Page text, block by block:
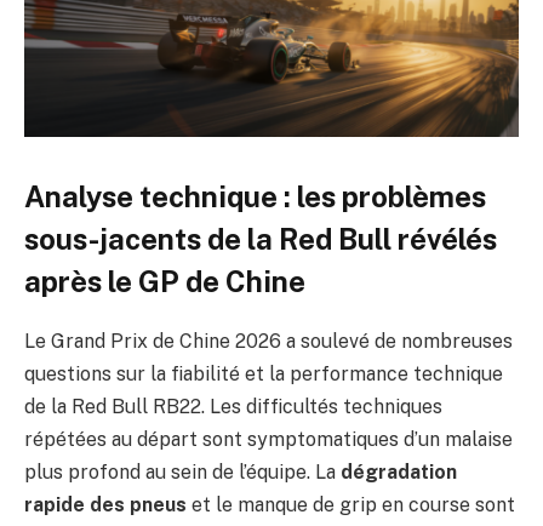
Analyse technique : les problèmes
sous-jacents de la Red Bull révélés
après le GP de Chine
Le Grand Prix de Chine 2026 a soulevé de nombreuses
questions sur la fiabilité et la performance technique
de la Red Bull RB22. Les difficultés techniques
répétées au départ sont symptomatiques d’un malaise
plus profond au sein de l’équipe. La dégradation
rapide des pneus et le manque de grip en course sont